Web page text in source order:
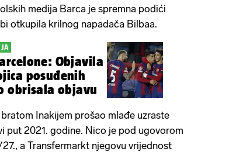
medija Barca je spremna podići
otkupila krilnog napadača Bilbaa.
Objavila
obrisala objavu
Inakijem prošao mlađe uzraste
put 2021. godine. Nico je pod ugovorom
a Transfermarkt njegovu vrijednost